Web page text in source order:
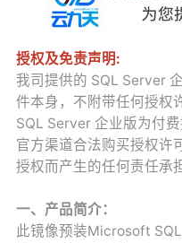
授权及免责声明:
我司提供的 SQL Server
件本身，不附带任何授权
SQL Server 企业版为付
官方渠道合法购买授权许
授权而产生的任何责任承
一、产品简介：
此镜像预装Microsoft